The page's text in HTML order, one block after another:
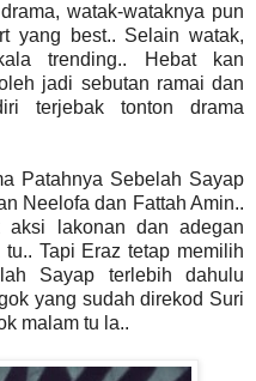
watak-wataknya pun
yang best.. Selain watak,
trending.. Hebat kan
jadi sebutan ramai dan
terjebak tonton drama
Patahnya Sebelah Sayap
Neelofa dan Fattah Amin..
lakonan dan adegan
Tapi Eraz tetap memilih
Sayap terlebih dahulu
yang sudah direkod Suri
malam tu la..